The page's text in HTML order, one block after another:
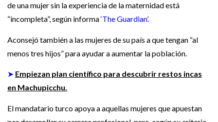
de una mujer sin la experiencia de la maternidad está
“incompleta”, según informa‘The Guardian’.
Aconsejó también a las mujeres de su país a que tengan “al
menos tres hijos” para ayudar a aumentar la población.
➤ Empiezan plan científico para descubrir restos incas
en Machupicchu.
El mandatario turco apoya a aquellas mujeres que apuestan